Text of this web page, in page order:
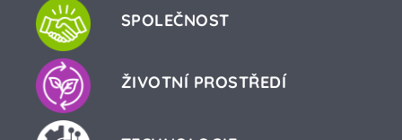
SPOLEČNOST
ŽIVOTNÍ PROSTŘEDÍ